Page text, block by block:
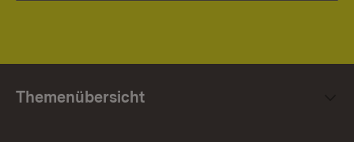
Themenübersicht